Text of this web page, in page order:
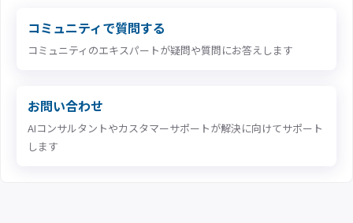
コミュニティで質問する
コミュニティのエキスパートが疑問や質問にお答えします
お問い合わせ
AIコンサルタントやカスタマーサポートが解決に向けてサポート
します